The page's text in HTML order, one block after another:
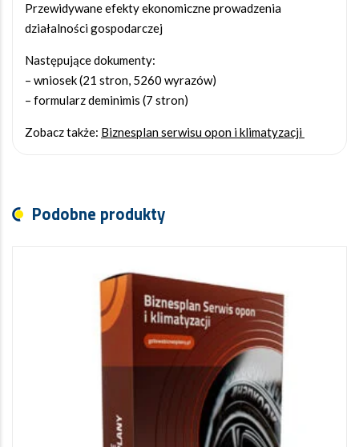
Przewidywane efekty ekonomiczne prowadzenia
działalności gospodarczej
Następujące dokumenty:
– wniosek (21 stron, 5260 wyrazów)
– formularz deminimis (7 stron)
Zobacz także: Biznesplan serwisu opon i klimatyzacji
Podobne produkty